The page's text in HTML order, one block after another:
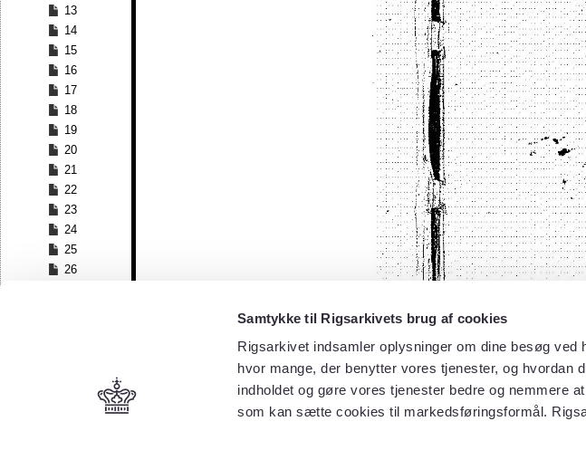
Samtykke til Rigsarkivets brug af cookies
Rigsarkivet indsamler oplysninger om dine besøg
hvor mange, der benytter vores tjenester, og hvordan
indholdet og gøre vores tjenester bedre og nemmere
som kan sætte cookies til markedsføringsformål.
13
14
15
16
17
18
19
20
21
22
23
24
25
26